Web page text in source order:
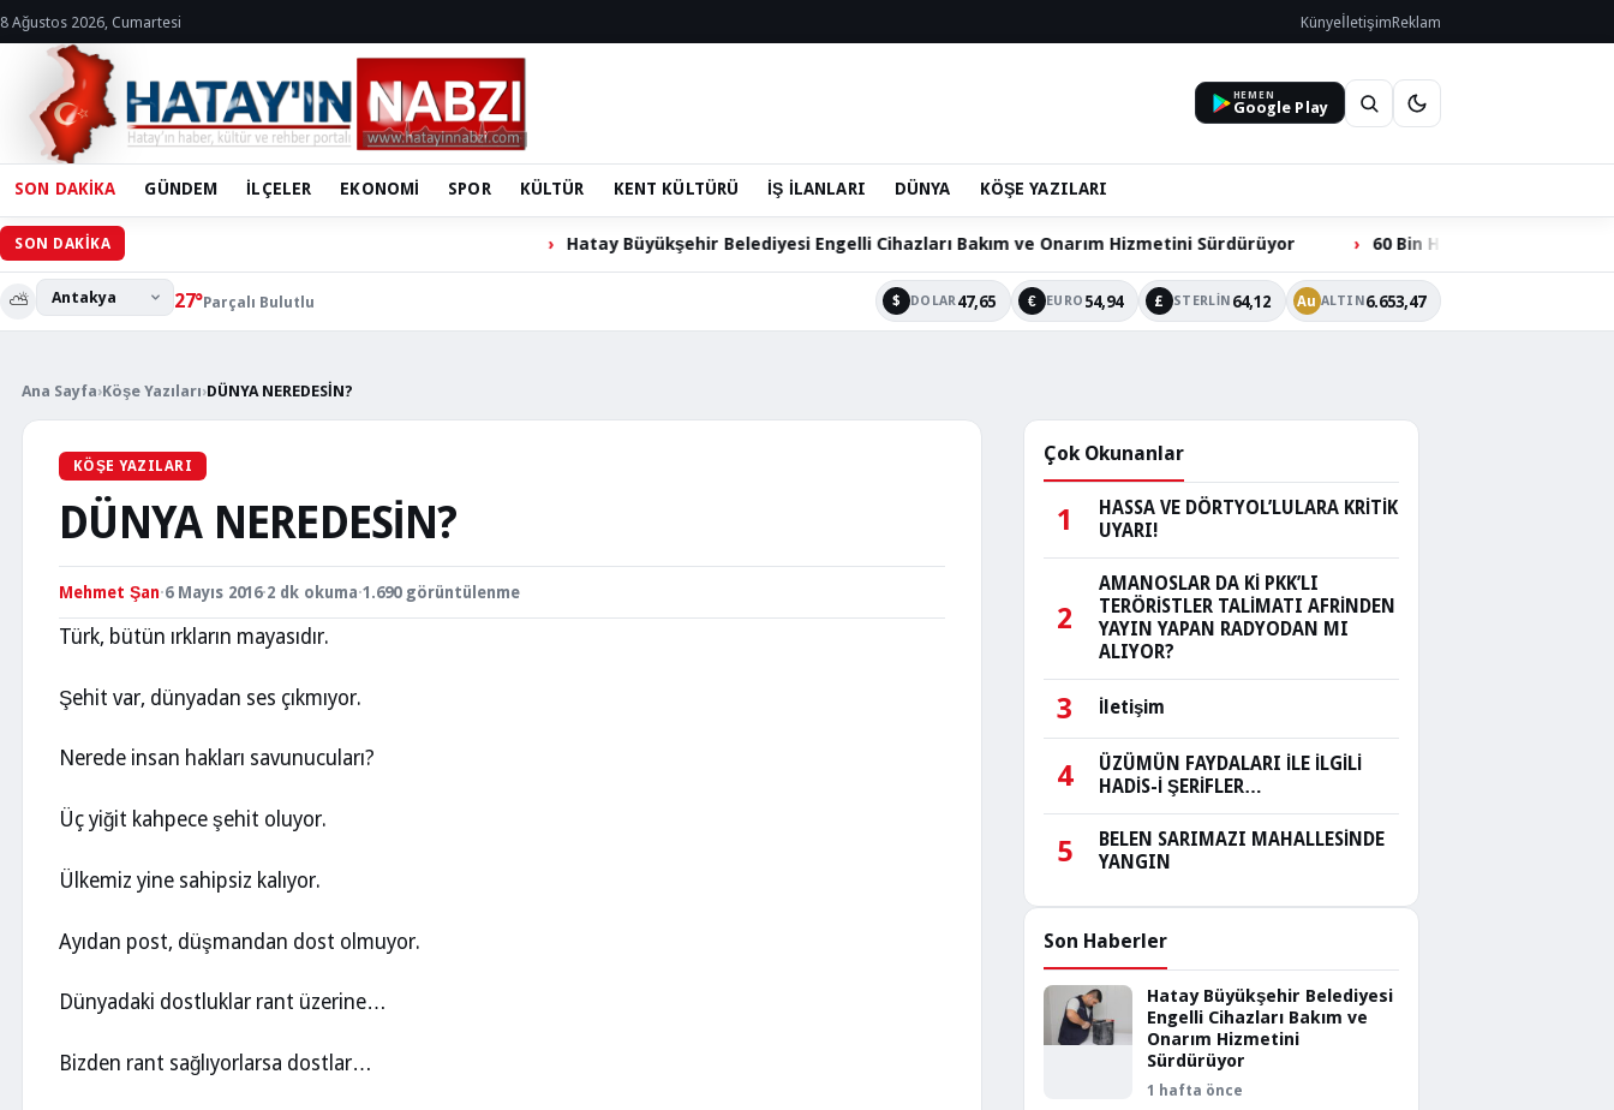
8 Ağustos 2026, Cumartesi KünyeİletişimReklam
HEMEN
Google Play
SON DAKİKA GÜNDEM İLÇELER EKONOMİ SPOR KÜLTÜR KENT KÜLTÜRÜ İŞ İLANLARI DÜNYA KÖŞE YAZILARI
SON DAKİKA Hatay Büyükşehir Belediyesi Engelli Cihazları Bakım ve Onarım Hizmetini Sürdürüyor 60 Bin Hacılarlının Ortak Talebi:
⛅ 27°Parçalı Bulutlu $ DOLAR47,65 € EURO 54,94 £ STERLIN 64,12 Au ALTIN 6.653,47
Ana Sayfa›Köşe Yazıları›DÜNYA NEREDESİN?
KÖŞE YAZILARI
DÜNYA NEREDESİN?
Mehmet Şan·6 Mayıs 2016·2 dk okuma·1.690 görüntülenme
Türk, bütün ırkların mayasıdır.
Şehit var, dünyadan ses çıkmıyor.
Nerede insan hakları savunucuları?
Üç yiğit kahpece şehit oluyor.
Ülkemiz yine sahipsiz kalıyor.
Ayıdan post, düşmandan dost olmuyor.
Dünyadaki dostluklar rant üzerine…
Bizden rant sağlıyorlarsa dostlar…
Çok Okunanlar
1
HASSA VE DÖRTYOL’LULARA KRİTİK
UYARI!
2
AMANOSLAR DA Kİ PKK’LI
TERÖRİSTLER TALİMATI AFRİNDEN
YAYIN YAPAN RADYODAN MI
ALIYOR?
3 İletişim
4
ÜZÜMÜN FAYDALARI İLE İLGİLİ
HADİS-İ ŞERİFLER…
5
BELEN SARIMAZI MAHALLESİNDE
YANGIN
Son Haberler
Hatay Büyükşehir Belediyesi
Engelli Cihazları Bakım ve
Onarım Hizmetini
Sürdürüyor
1 hafta önce